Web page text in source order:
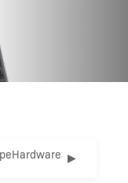
HardwareSnowboards
▶